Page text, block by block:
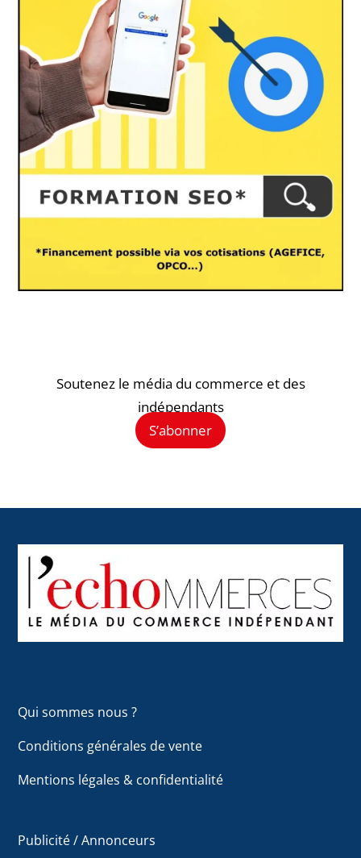
Soutenez le média du commerce et des
indépendants
S’abonner
To
Top
Qui sommes nous ?
Conditions générales de vente
Mentions légales & confidentialité
Publicité / Annonceurs